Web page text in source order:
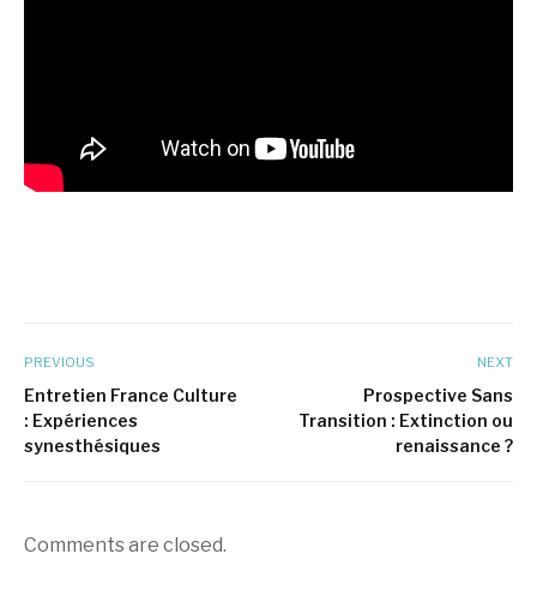
PREVIOUS
Entretien France Culture
: Expériences
synesthésiques
NEXT
Prospective Sans
Transition : Extinction ou
renaissance ?
Comments are closed.